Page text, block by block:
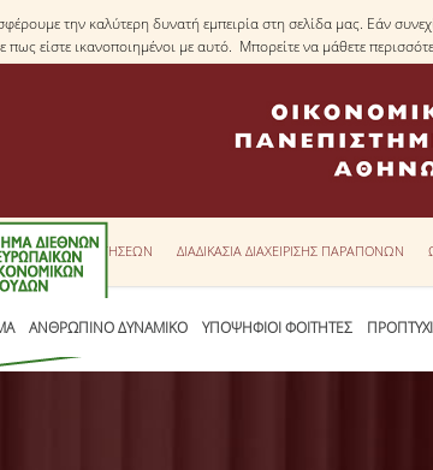
την καλύτερη δυνατή εμπειρία στη σελίδα μας. Εάν
πως είστε ικανοποιημένοι με αυτό. Μπορείτε να μάθετε
ΕΝΤΥΠΑ ΑΙΤΗΣΕΩΝ ΔΙΑΔΙΚΑΣΙΑ ΔΙΑΧΕΙΡΙΣΗΣ ΠΑΡΑΠΟΝΩΝ
ΑΝΘΡΩΠΙΝΟ ΔΥΝΑΜΙΚΟ ΥΠΟΨΗΦΙΟΙ ΦΟΙΤΗΤΕΣ